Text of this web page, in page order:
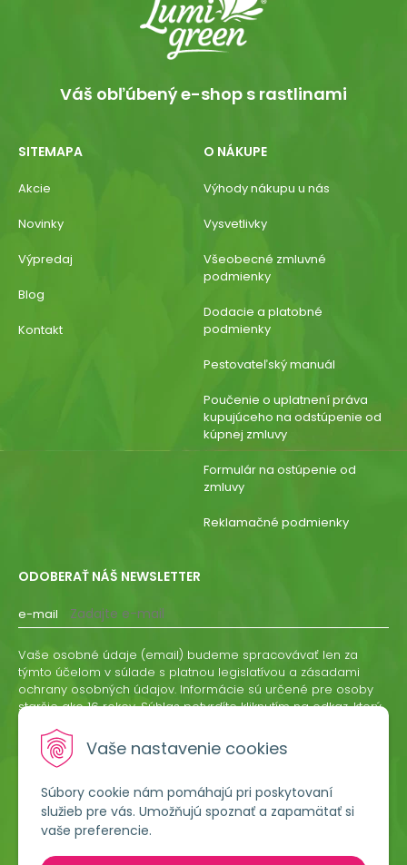
Vaše nastavenie cookies
Súbory cookie nám pomáhajú pri poskytovaní
služieb pre vás. Umožňujú spoznať a zapamätať si
vaše preferencie.
Váš obľúbený e-shop s rastlinami
SITEMAPA
Akcie
Novinky
Výpredaj
Blog
Kontakt
O NÁKUPE
Výhody nákupu u nás
Vysvetlivky
Všeobecné zmluvné
podmienky
Dodacie a platobné
podmienky
Pestovateľský manuál
Poučenie o uplatnení práva
kupujúceho na odstúpenie od
kúpnej zmluvy
Formulár na ostúpenie od
zmluvy
Reklamačné podmienky
ODOBERAŤ NÁŠ NEWSLETTER
e-mail
ODOBERAŤ
Vaše osobné údaje (email) budeme spracovávať len za
týmto účelom v súlade s platnou legislatívou a zásadami
ochrany osobných údajov. Informácie sú určené pre osoby
staršie ako 16 rokov. Súhlas potvrdíte kliknutím na odkaz, ktorý
odvolať písomne, emailom alebo kliknutím na odkaz z
ktoréhokoľvek informačného emailu.